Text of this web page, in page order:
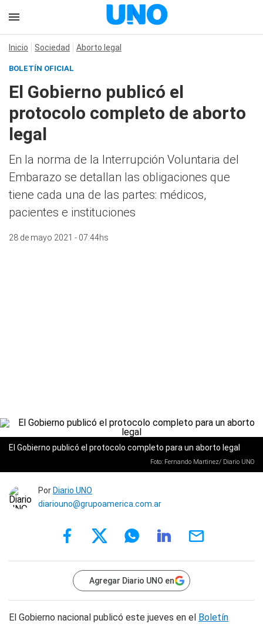
Inicio Sociedad Aborto legal
BOLETÍN OFICIAL
El Gobierno publicó el
protocolo completo de aborto
legal
En la norma de la Interrupción Voluntaria del
Embarazo se detallan las obligaciones que
tiene cada una de las partes: médicos,
pacientes e instituciones
28 de mayo 2021 - 07:44hs
El Gobierno publicó el protocolo completo para un aborto legal
Foto: Fernando Martinez/ Diario UNO
Por Diario UNO
diariouno@grupoamerica.com.ar
Agregar Diario UNO en
El Gobierno nacional publicó este jueves en el Boletín